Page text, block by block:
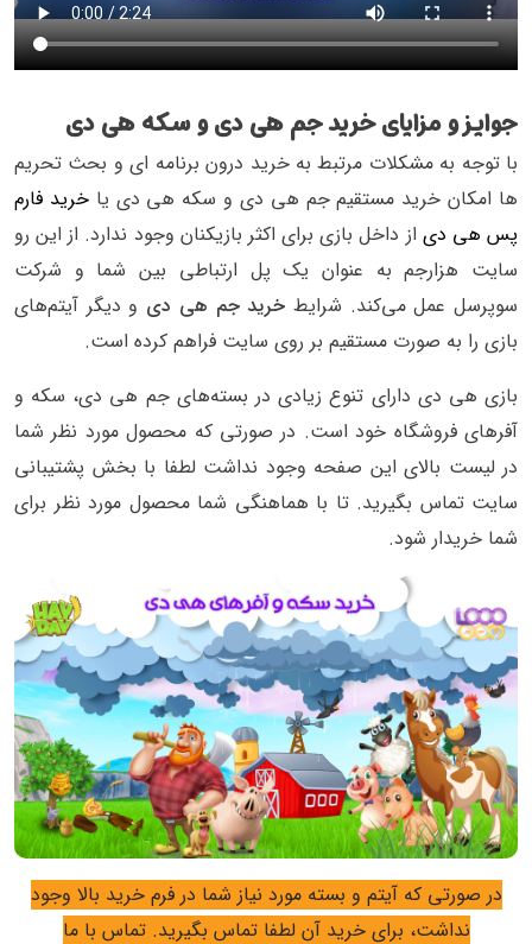
جوایز و مزایای خرید جم هی دی و سکه هی دی
با توجه به مشکلات مرتبط به خرید درون برنامه ای و بحث تحریم
ها امکان خرید مستقیم جم هی دی و سکه هی دی یاخرید فارم
پس هی دی از داخل بازی برای اکثر بازیکنان وجود ندارد. از این رو
سایت هزارجم به عنوان یک پل ارتباطی بین شما و شرکت
سوپرسل عمل می‌کند. شرایط خرید جم هی دی و دیگر آیتم‌های
بازی را به صورت مستقیم بر روی سایت فراهم کرده است.
بازی هی دی دارای تنوع زیادی در بسته‌های جم هی دی، سکه و
آفرهای فروشگاه خود است. در صورتی که محصول مورد نظر شما
در لیست بالای این صفحه وجود نداشت لطفا با بخش پشتیبانی
سایت تماس بگیرید. تا با هماهنگی شما محصول مورد نظر برای
شما خریدار شود.
در صورتی که آیتم و بسته مورد نیاز شما در فرم خرید بالا وجود
نداشت، برای خرید آن لطفا تماس بگیرید.تماس با ما